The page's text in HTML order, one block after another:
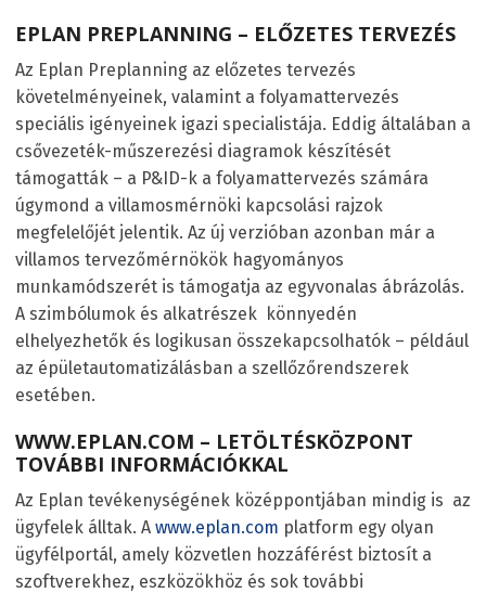
EPLAN PREPLANNING – ELŐZETES TERVEZÉS
Az Eplan Preplanning az előzetes tervezés
követelményeinek, valamint a folyamattervezés
speciális igényeinek igazi specialistája. Eddig általában a
csővezeték-műszerezési diagramok készítését
támogatták – a P&ID-k a folyamattervezés számára
úgymond a villamosmérnöki kapcsolási rajzok
megfelelőjét jelentik. Az új verzióban azonban már a
villamos tervezőmérnökök hagyományos
munkamódszerét is támogatja az egyvonalas ábrázolás.
A szimbólumok és alkatrészek könnyedén
elhelyezhetők és logikusan összekapcsolhatók – például
az épületautomatizálásban a szellőzőrendszerek
esetében.
WWW.EPLAN.COM – LETÖLTÉSKÖZPONT
TOVÁBBI INFORMÁCIÓKKAL
Az Eplan tevékenységének középpontjában mindig is az
ügyfelek álltak. A www.eplan.com platform egy olyan
ügyfélportál, amely közvetlen hozzáférést biztosít a
szoftverekhez, eszközökhöz és sok további